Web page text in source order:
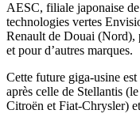
AESC, filiale japonaise
technologies vertes
Renault de Douai (Nord),
et pour d’autres marques.
Cette future giga-usine
après celle de Stellantis
Citroën et Fiat-Chrysler)